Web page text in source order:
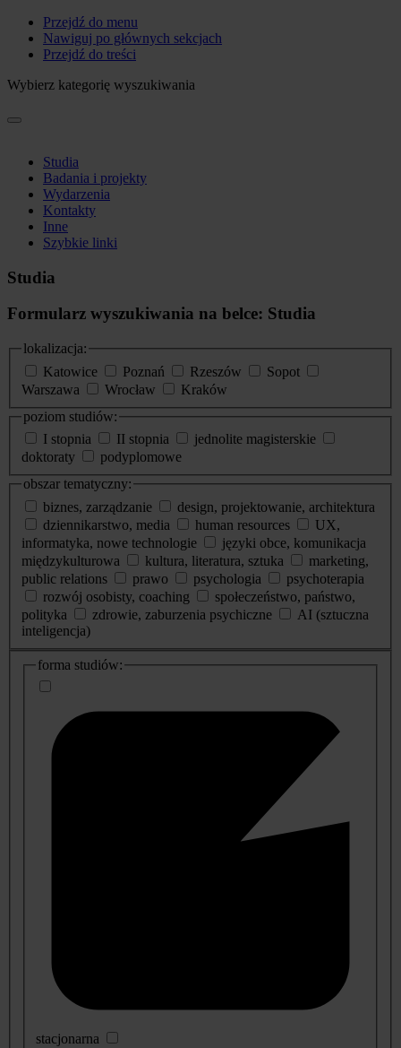
Przejdź do menu
Nawiguj po głównych sekcjach
Przejdź do treści
Wybierz kategorię wyszukiwania
Studia
Badania i projekty
Wydarzenia
Kontakty
Inne
Szybkie linki
Studia
Formularz wyszukiwania na belce: Studia
lokalizacja:
Katowice
Poznań Rzeszów
Sopot
Warszawa
Wrocław
Kraków
poziom studiów:
I stopnia
II stopnia
jednolite magisterskie
doktoraty
podyplomowe
obszar tematyczny:
biznes, zarządzanie
design, projektowanie, architektura
dziennikarstwo, media
human resources
UX,
informatyka, nowe technologie
języki obce, komunikacja
międzykulturowa
kultura, literatura, sztuka
marketing,
public relations
prawo psychologia
psychoterapia
rozwój osobisty, coaching
społeczeństwo, państwo,
polityka
zdrowie, zaburzenia psychiczne
AI (sztuczna
inteligencja)
dodatkowe
informacje
forma studiów:
stacjonarna